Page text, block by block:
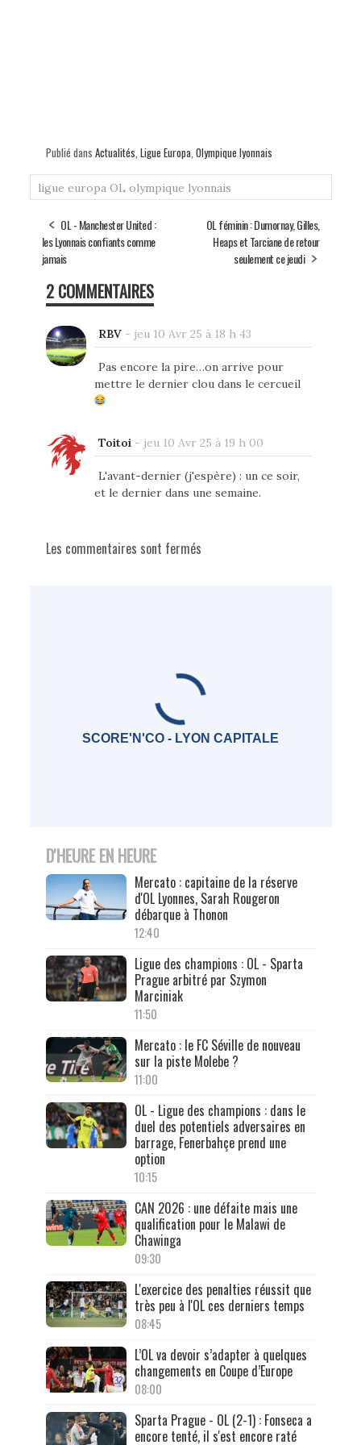
Publié dans Actualités, Ligue Europa, Olympique lyonnais
ligue europa OL olympique lyonnais
OL - Manchester United :
les Lyonnais confiants comme
jamais
OL féminin : Dumornay, Gilles,
Heaps et Tarciane de retour
seulement ce jeudi
2 COMMENTAIRES
RBV- jeu 10 Avr 25 à 18 h 43
Pas encore la pire…on arrive pour
mettre le dernier clou dans le cercueil
Toitoi- jeu 10 Avr 25 à 19 h 00
L'avant-dernier (j'espère) : un ce soir,
et le dernier dans une semaine.
Les commentaires sont fermés
SCORE'N'CO - LYON CAPITALE
D'HEURE EN HEURE
Mercato : capitaine de la réserve
d'OL Lyonnes, Sarah Rougeron
débarque à Thonon
12:40
Ligue des champions : OL - Sparta
Prague arbitré par Szymon
Marciniak
11:50
Mercato : le FC Séville de nouveau
sur la piste Molebe ?
11:00
OL - Ligue des champions : dans le
duel des potentiels adversaires en
barrage, Fenerbahçe prend une
option
10:15
CAN 2026 : une défaite mais une
qualification pour le Malawi de
Chawinga
09:30
L'exercice des penalties réussit que
très peu à l'OL ces derniers temps
08:45
L’OL va devoir s’adapter à quelques
changements en Coupe d’Europe
08:00
Sparta Prague - OL (2-1) : Fonseca a
encore tenté, il s'est encore raté